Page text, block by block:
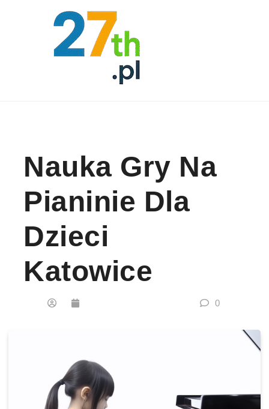
Nauka Gry Na
Pianinie Dla
Dzieci
Katowice
0